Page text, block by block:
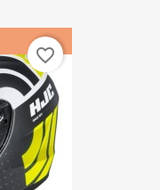
favorite_border